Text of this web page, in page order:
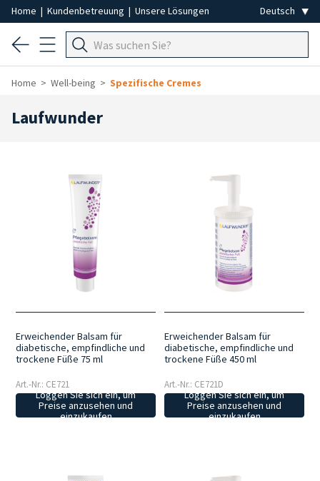
Home | Kundenbetreuung | Unsere Lösungen
Home Well-being Spezifische Cremes
Laufwunder
Erweichender Balsam für
diabetische, empfindliche und
trockene Füße 75 ml
Art.-Nr.: CE721
Loggen Sie sich ein, um
Preise anzusehen und
einzukaufen
Erweichender Balsam für
diabetische, empfindliche und
trockene Füße 450 ml
Art.-Nr.: CE721D
Loggen Sie sich ein, um
Preise anzusehen und
einzukaufen